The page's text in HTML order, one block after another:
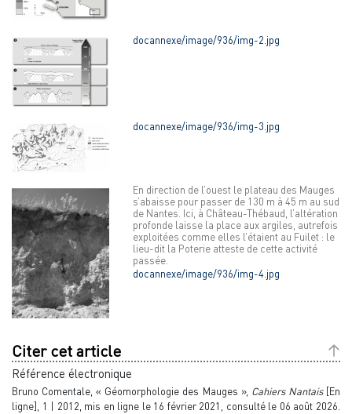
docannexe/image/936/img-2.jpg
docannexe/image/936/img-3.jpg
En direction de l’ouest le plateau des Mauges
s’abaisse pour passer de 130 m à 45 m au sud
de Nantes. Ici, à Château-Thébaud, l’altération
profonde laisse la place aux argiles, autrefois
exploitées comme elles l’étaient au Fuilet : le
lieu-dit la Poterie atteste de cette activité
passée.
docannexe/image/936/img-4.jpg
Citer cet article
Référence électronique
Bruno Comentale, « Géomorphologie des Mauges », Cahiers Nantais[En
ligne], 1 | 2012, mis en ligne le 16 février 2021, consulté le 06 août 2026.